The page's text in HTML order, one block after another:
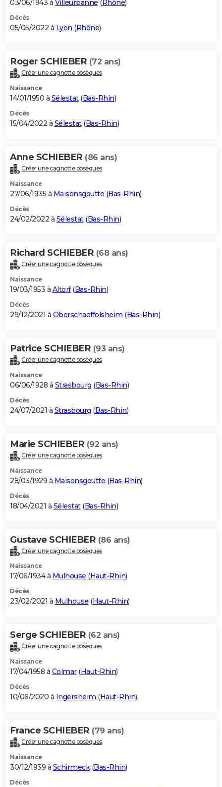
03/06/1943 à Villeurbanne ( Rhône)
Décès
05/05/2022 à Lyon (Rhône)
Roger SCHIEBER (72 ans)
Créer une cagnotte obsèques
Naissance
14/01/1950 à Sélestat(Bas-Rhin)
Décès
15/04/2022 à Sélestat(Bas-Rhin)
Anne SCHIEBER (86 ans)
Créer une cagnotte obsèques
Naissance
27/06/1935 à Maisonsgoutte (Bas-Rhin)
Décès
24/02/2022 à Sélestat(Bas-Rhin)
Richard SCHIEBER (68 ans)
Créer une cagnotte obsèques
Naissance
19/03/1953 à Altorf(Bas-Rhin)
Décès
29/12/2021 à Oberschaeffolsheim (Bas-Rhin)
Patrice SCHIEBER (93 ans)
Créer une cagnotte obsèques
Naissance
06/06/1928 à Strasbourg (Bas-Rhin)
Décès
24/07/2021 à Strasbourg (Bas-Rhin)
Marie SCHIEBER (92 ans)
Créer une cagnotte obsèques
Naissance
28/03/1929 à Maisonsgoutte (Bas-Rhin)
Décès
18/04/2021 à Sélestat(Bas-Rhin)
Gustave SCHIEBER (86 ans)
Créer une cagnotte obsèques
Naissance
17/06/1934 à Mulhouse (Haut-Rhin)
Décès
23/02/2021 à Mulhouse (Haut-Rhin)
Serge SCHIEBER (62 ans)
Créer une cagnotte obsèques
Naissance
17/04/1958 à Colmar(Haut-Rhin)
Décès
10/06/2020 à Ingersheim (Haut-Rhin)
France SCHIEBER (79 ans)
Créer une cagnotte obsèques
Naissance
30/12/1939 à Schirmeck(Bas-Rhin)
Décès